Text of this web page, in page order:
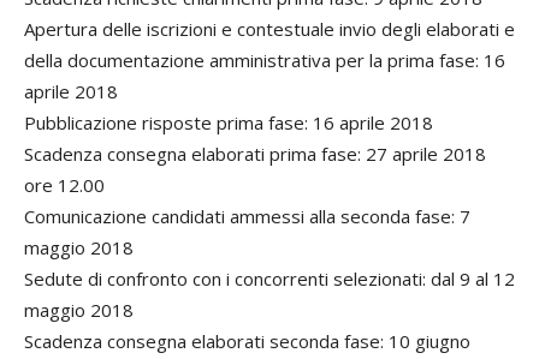
Apertura delle iscrizioni e contestuale invio degli elaborati e
della documentazione amministrativa per la prima fase: 16
aprile 2018
Pubblicazione risposte prima fase: 16 aprile 2018
Scadenza consegna elaborati prima fase: 27 aprile 2018
ore 12.00
Comunicazione candidati ammessi alla seconda fase: 7
maggio 2018
Sedute di confronto con i concorrenti selezionati: dal 9 al 12
maggio 2018
Scadenza consegna elaborati seconda fase: 10 giugno